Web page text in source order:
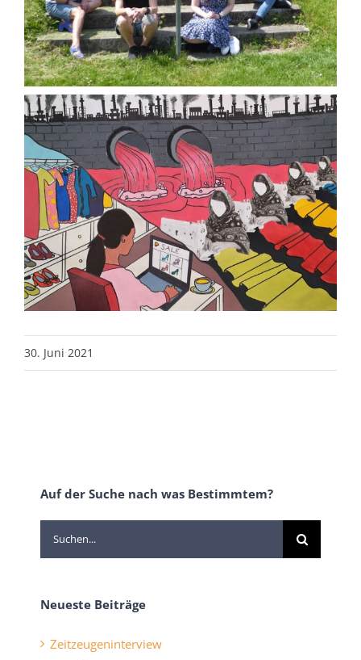
30. Juni 2021
Auf der Suche nach was Bestimmtem?
Suche
nach:
Neueste Beiträge
Zeitzeugeninterview